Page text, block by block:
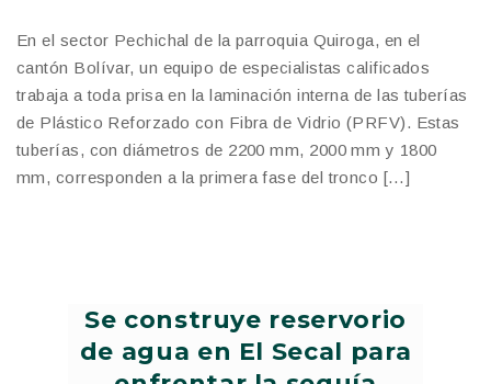
​En el sector Pechichal de la parroquia Quiroga, en el
cantón Bolívar, un equipo de especialistas calificados
trabaja a toda prisa en la laminación interna de las tuberías
de Plástico Reforzado con Fibra de Vidrio (PRFV). Estas
tuberías, con diámetros de 2200 mm, 2000 mm y 1800
mm, corresponden a la primera fase del tronco […]
Se construye reservorio
de agua en El Secal para